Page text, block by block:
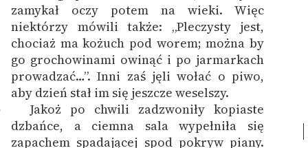
zamykał oczy potem na wieki. Więc
niektórzy mówili także: „Pleczysty jest,
chociaż ma kożuch pod worem; można by
go grochowinami owinąć i po jarmarkach
prowadzać…”. Inni zaś jęli wołać o piwo,
aby dzień stał im się jeszcze weselszy.
Jakoż po chwili zadzwoniły kopiaste
dzbańce, a ciemna sala wypełniła się
zapachem spadającej spod pokryw piany.